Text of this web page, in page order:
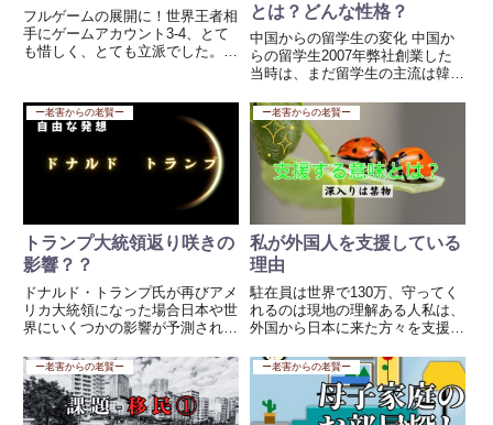
フルゲームの展開に！世界王者相
手にゲームアカウント3-4、とて
も惜しく、とても立派でした。子
りますね。まだ２１歳なんです、
あと２回はオリンピックに出れ
る。慰めにはならないかもしれ
ま...
とは？どんな性格？
中国からの留学生の変化 中国か
らの留学生2007年弊社創業した
当時は、まだ留学生の主流は韓国
経済的にまだまだ他のアジアから
の学生は来れる状態ではなく、受
け入れ側の日本もビザを多く発行
していませんでした。留学生寮...
ー老害からの老賢ー
トランプ大統領返り咲きの
影響？？
ドナルド・トランプ氏が再びアメ
リカ大統領になった場合日本や世
界にいくつかの影響が予測されま
変化: トランプ氏の政策にはアメ
リカ国内産業の保護主義的な色合
いが強く、再び関税引き上げや貿
易協定の見直しが進む可能...
ー老害からの老賢ー
私が外国人を支援している
理由
駐在員は世界で130万、守ってく
れるのは現地の理解ある人私は、
外国から日本に来た方々を支援す
った際に、日本人駐在員に対して
親切に接してくれることを期待し
て活動をしています。現在、130
万人もの日本人が海外で働い...
ー老害からの老賢ー ー老害からの老賢ー